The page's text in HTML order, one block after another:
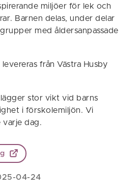
miljöer för lek och
Barnen delas, under delar
med åldersanpassade
från Västra Husby
stor vikt vid barns
i förskolemiljön. Vi
varje dag.
04-24